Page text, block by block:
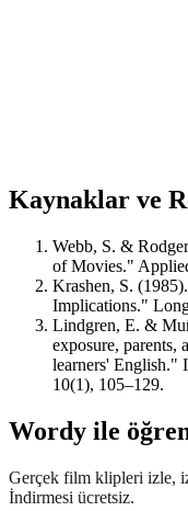
Kaynaklar ve
Webb, S. &
of Movies."
Krashen, S.
Implications."
Lindgren, E. &
exposure, parents,
learners' English."
10(1), 105–129.
Wordy ile
Gerçek film klipleri izle,
İndirmesi ücretsiz.